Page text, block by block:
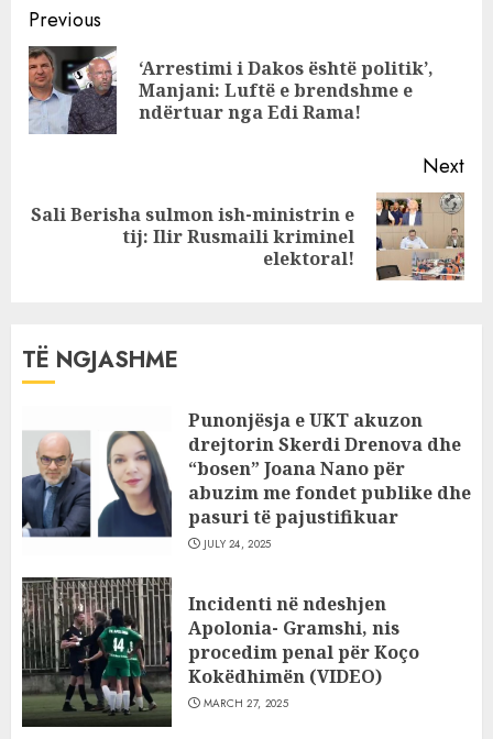
çunat e saj në
OSHEE dhe Alb
Gaz
Continue
Reading
Previous
‘Arrestimi i Dakos është politik’,
Manjani: Luftë e brendshme e
ndërtuar nga Edi Rama!
Next
Next
Sali Berisha sulmon ish-ministrin e
tij: Ilir Rusmaili kriminel
elektoral!
TË NGJASHME
Punonjësja e UKT akuzon
drejtorin Skerdi Drenova dhe
“bosen” Joana Nano për
abuzim me fondet publike dhe
pasuri të pajustifikuar
JULY 24, 2025
Incidenti në ndeshjen
Apolonia- Gramshi, nis
procedim penal për Koço
Kokëdhimën (VIDEO)
MARCH 27, 2025